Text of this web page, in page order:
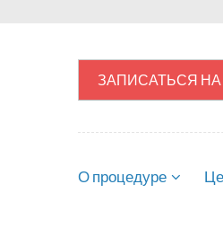
ЗАПИСАТЬСЯ
О процедуре